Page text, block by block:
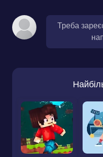
Треба